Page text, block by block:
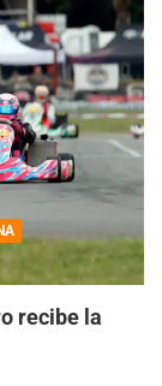
recibe la